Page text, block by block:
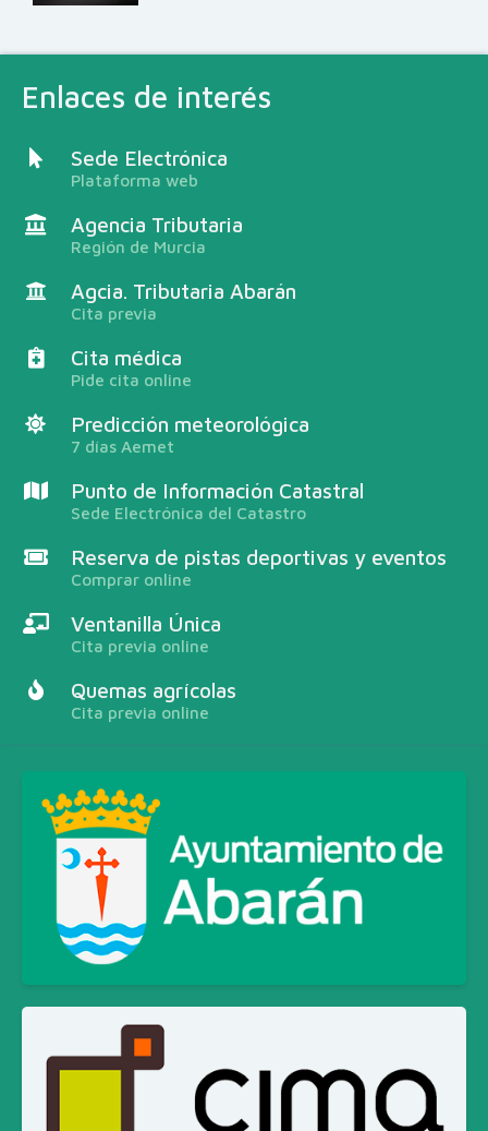
Enlaces de interés
Sede Electrónica
Plataforma web
Agencia Tributaria
Región de Murcia
Agcia. Tributaria Abarán
Cita previa
Cita médica
Pide cita online
Predicción meteorológica
7 días Aemet
Punto de Información Catastral
Sede Electrónica del Catastro
Reserva de pistas deportivas y eventos
Comprar online
Ventanilla Única
Cita previa online
Quemas agrícolas
Cita previa online